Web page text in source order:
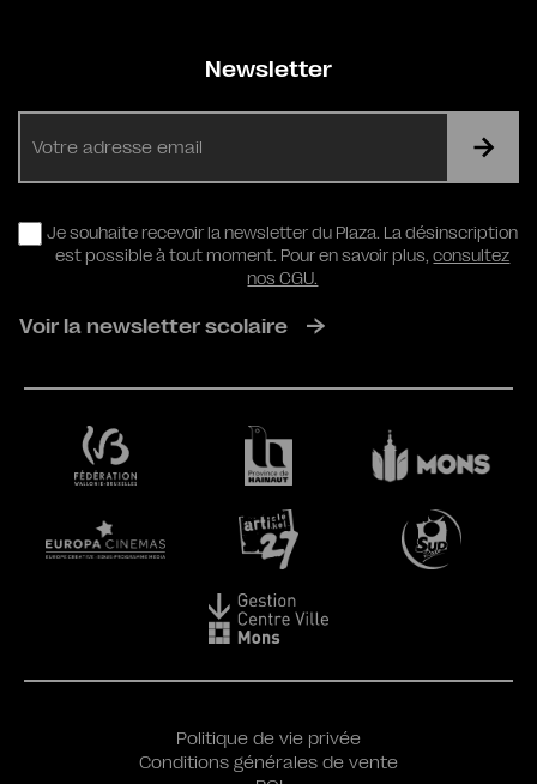
Newsletter
RGPD
Je souhaite recevoir la newsletter du Plaza. La désinscription
est possible à tout moment. Pour en savoir plus,consultez
nos CGU.
Voir la newsletter scolaire
Politique de vie privée
Conditions générales de vente